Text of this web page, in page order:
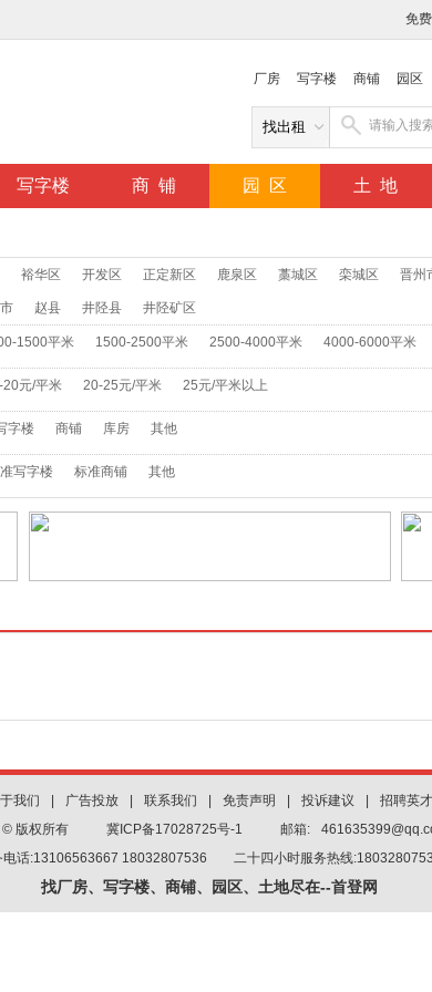
免
厂房 写字楼 商铺 园区
写字楼 商 铺 园 区 土 地
裕华区 开发区 正定新区 鹿泉区 藁城区 栾城区 晋州
赵县 井陉县 井陉矿区
1500平米 1500-2500平米 2500-4000平米 4000-6000平米
20元/平米 20-25元/平米 25元/平米以上
字楼 商铺 库房 其他
写字楼 标准商铺 其他
我们 广告投放 联系我们 免责声明 投诉建议
招聘英才
© 版权所有
冀ICP备17028725号-1 邮箱:
电话:13106563667 18032807536 二十四小时服务热线
找厂房、写字楼、商铺、园区、土地尽在--首登网